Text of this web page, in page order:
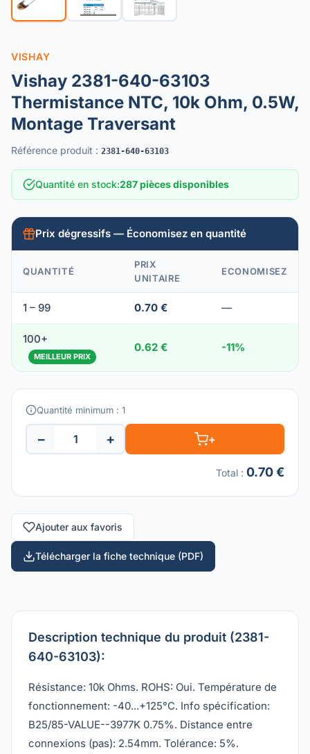
VISHAY
Vishay 2381-640-63103
Thermistance NTC, 10k Ohm, 0.5W,
Montage Traversant
Référence produit : 2381-640-63103
Quantité en stock:287 pièces disponibles
Prix dégressifs — Économisez en quantité
QUANTITÉ
PRIX
UNITAIRE
ECONOMISEZ
1 – 99 0.70 € —
100+
MEILLEUR PRIX
0.62 € -11%
Quantité minimum : 1
− + +
Total : 0.70 €
Ajouter aux favoris
Télécharger la fiche technique (PDF)
Description technique du produit (2381-
640-63103):
Résistance: 10k Ohms. ROHS: Oui. Température de
fonctionnement: -40...+125°C. Info spécification:
B25/85-VALUE--3977K 0.75%. Distance entre
connexions (pas): 2.54mm. Tolérance: 5%.